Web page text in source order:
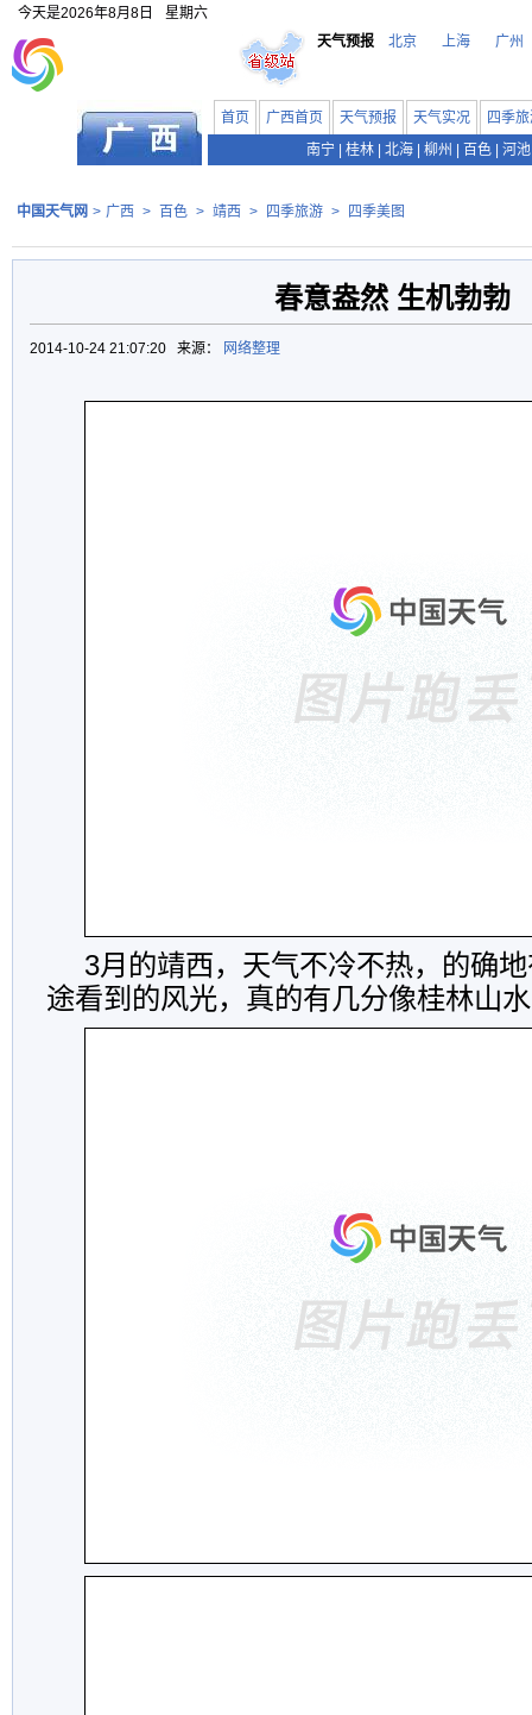
今天是2026年8月8日
星期六
天气预报
北京 上海 广州
首页 广西首页 天气预报 天气实况
四季
南宁
桂林 北海 柳州 百色 河池
中国天气网 > 广西 > 百色 > 靖西 > 四季旅游 > 四季美图
春意盎然 生机勃勃
2014-10-24 21:07:20 来源： 网络整理
3月的靖西，天气不冷不热，的确
途看到的风光，真的有几分像桂林山